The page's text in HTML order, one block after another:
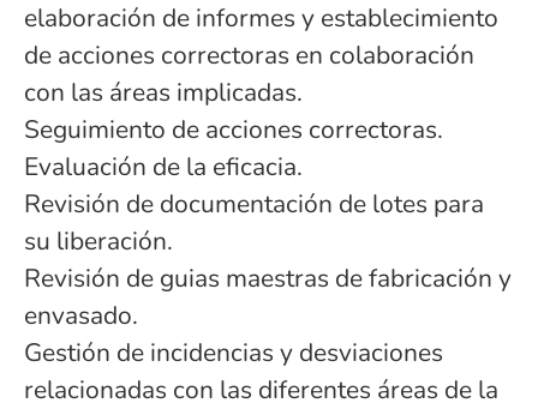
elaboración de informes y establecimiento
de acciones correctoras en colaboración
con las áreas implicadas.
Seguimiento de acciones correctoras.
Evaluación de la eficacia.
Revisión de documentación de lotes para
su liberación.
Revisión de guias maestras de fabricación y
envasado.
Gestión de incidencias y desviaciones
relacionadas con las diferentes áreas de la